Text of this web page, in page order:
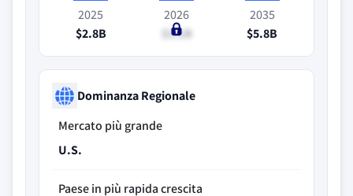
2025
$2.8B
2026
$3.1B
2035
$5.8B
Dominanza Regionale
Mercato più grande
U.S.
Paese in più rapida crescita